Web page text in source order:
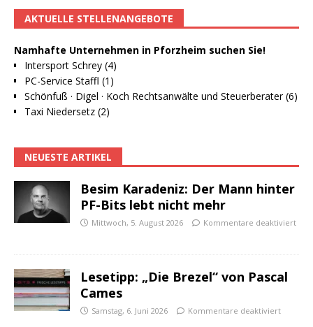
AKTUELLE STELLENANGEBOTE
Namhafte Unternehmen in Pforzheim suchen Sie!
Intersport Schrey (4)
PC-Service Staffl (1)
Schönfuß · Digel · Koch Rechtsanwälte und Steuerberater (6)
Taxi Niedersetz (2)
NEUESTE ARTIKEL
Besim Karadeniz: Der Mann hinter
PF-Bits lebt nicht mehr
Mittwoch, 5. August 2026 Kommentare deaktiviert
Lesetipp: „Die Brezel“ von Pascal
Cames
Samstag, 6. Juni 2026 Kommentare deaktiviert